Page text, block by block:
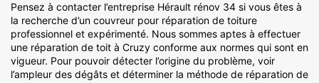
Pensez à contacter l’entreprise Hérault rénov 34 si vous êtes à
la recherche d’un couvreur pour réparation de toiture
professionnel et expérimenté. Nous sommes aptes à effectuer
une réparation de toit à Cruzy conforme aux normes qui sont en
vigueur. Pour pouvoir détecter l’origine du problème, voir
l’ampleur des dégâts et déterminer la méthode de réparation de